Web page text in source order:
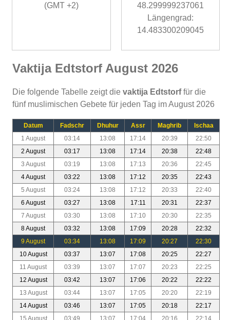
(GMT +2)
48.299999237061
Längengrad:
14.483300209045
Vaktija Edtstorf August 2026
Die folgende Tabelle zeigt die vaktija Edtstorffür die
fünf muslimischen Gebete für jeden Tag im August 2026
Datum Fadschr Dhuhur Assr Maghrib
Ischaa
1 August
03:14 13:08 17:14 20:39
22:50
2 August
03:17 13:08 17:14 20:38
22:48
3 August
03:19 13:08 17:13 20:36
22:45
4 August
03:22 13:08 17:12 20:35
22:43
5 August
03:24 13:08 17:12 20:33
22:40
6 August
03:27 13:08 17:11 20:31
22:37
7 August
03:30 13:08 17:10 20:30
22:35
8 August
03:32 13:08 17:09 20:28
22:32
9 August
03:34 13:08 17:09 20:27
22:30
10 August
03:37 13:07 17:08 20:25
22:27
11 August
03:39 13:07 17:07 20:23
22:25
12 August
03:42 13:07 17:06 20:22
22:22
13 August
03:44 13:07 17:05 20:20
22:19
14 August
03:46 13:07 17:05 20:18
22:17
15 August
03:49 13:07 17:04 20:16 22:14